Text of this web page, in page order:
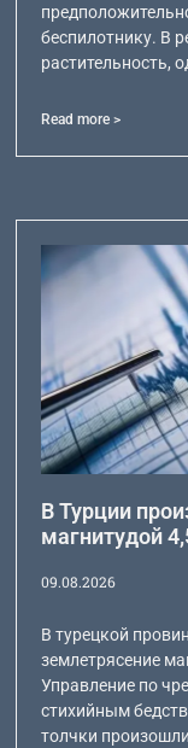
беспилотнику. В
растительность,
Read more >
В Турции
магнитудой
09.08.2026
В турецкой
землетрясение
Управление по
стихийным
толчки